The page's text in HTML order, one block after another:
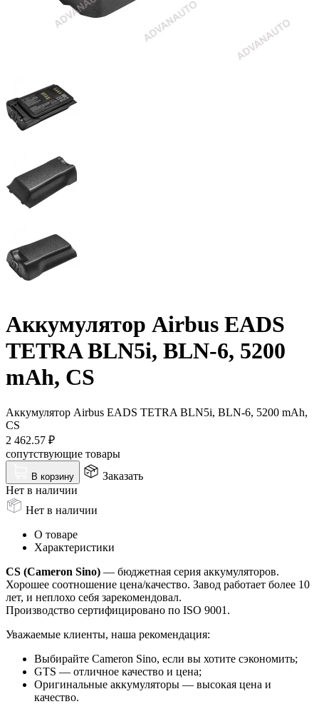
Аккумулятор Airbus EADS
TETRA BLN5i, BLN-6, 5200
mAh, CS
Аккумулятор Airbus EADS TETRA BLN5i, BLN-6, 5200 mAh,
CS
2 462.57 ₽
сопутствующие товары
В корзину
Заказать
Нет в наличии
Нет в наличии
О товаре
Характеристики
CS (Cameron Sino) — бюджетная серия аккумуляторов.
Хорошее соотношение цена/качество. Завод работает более 10
лет, и неплохо себя зарекомендовал.
Производство сертифицировано по ISO 9001.
Уважаемые клиенты, наша рекомендация:
Выбирайте Cameron Sino, если вы хотите сэкономить;
GTS — отличное качество и цена;
Оригинальные аккумуляторы — высокая цена и
качество.